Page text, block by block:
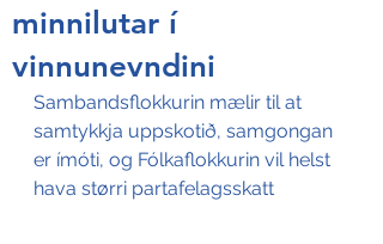
minnilutar í
vinnunevndini
Sambandsflokkurin mælir til at
samtykkja uppskotið, samgongan
er ímóti, og Fólkaflokkurin vil helst
hava størri partafelagsskatt